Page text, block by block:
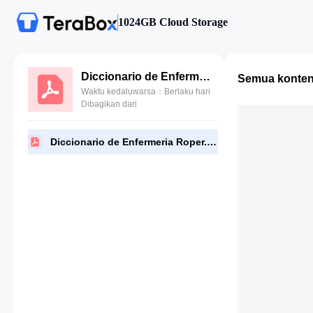
1024GB Cloud Storage
Diccionario de Enfermeria Roper.PDF
Waktu kedaluwarsa：Berlaku hari
Dibagikan dari
Diccionario de Enfermeria Roper.PDF
Semua